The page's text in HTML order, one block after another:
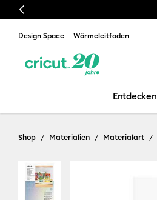
Previous
Design Space Wärmeleitfaden
Entdecken
Shop Materialien Materialart